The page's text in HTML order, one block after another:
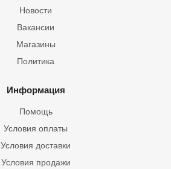
Новости
Вакансии
Магазины
Политика
Информация
Помощь
Условия оплаты
Условия доставки
Условия продажи